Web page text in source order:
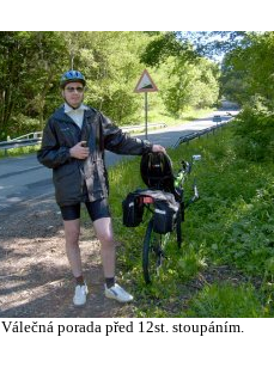
Válečná porada před 12st. stoupáním.